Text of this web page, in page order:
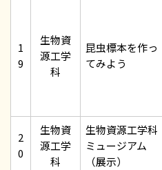
1
9
生物資
源工学
科
昆虫標本を作っ
てみよう
2
0
生物資
源工学
科
生物資源工学科
ミュージアム
（展示）